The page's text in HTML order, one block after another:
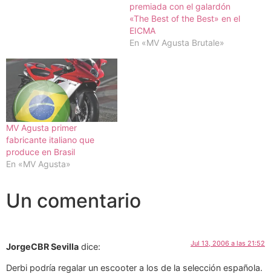
premiada con el galardón
«The Best of the Best» en el
EICMA
En «MV Agusta Brutale»
MV Agusta primer
fabricante italiano que
produce en Brasil
En «MV Agusta»
Un comentario
JorgeCBR Sevilla dice: Jul 13, 2006 a las 21:52
Derbi podría regalar un escooter a los de la selección española.